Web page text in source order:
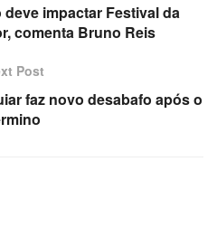
impactar Festival da
comenta Bruno Reis
Post
faz novo desabafo após o